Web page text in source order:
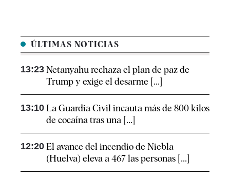
ÚLTIMAS NOTICIAS
13:23 Netanyahu rechaza el plan de paz de
Trump y exige el desarme [...]
13:10 La Guardia Civil incauta más de 800 kilos
de cocaína tras una [...]
12:20 El avance del incendio de Niebla
(Huelva) eleva a 467 las personas [...]